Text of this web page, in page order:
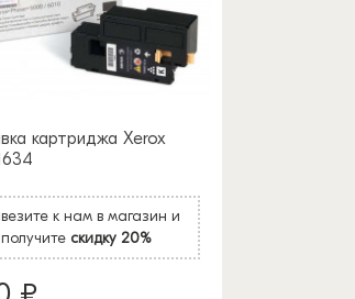
картриджа Xerox
к нам в магазин и
получите скидку 20%